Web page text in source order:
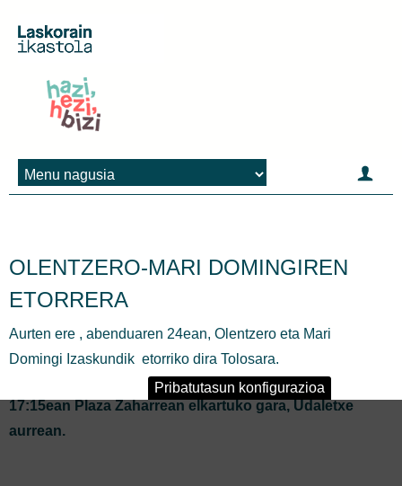
OLENTZERO-MARI DOMINGIREN
ETORRERA
Aurten ere , abenduaren 24ean, Olentzero eta Mari
Domingi Izaskundik etorriko dira Tolosara.
17:15ean Plaza Zaharrean elkartuko gara, Udaletxe
aurrean.
Pribatutasun konfigurazioa